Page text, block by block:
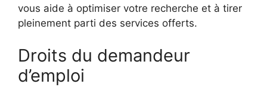
vous aide à optimiser votre recherche et à tirer
pleinement parti des services offerts.
Droits du demandeur
d’emploi